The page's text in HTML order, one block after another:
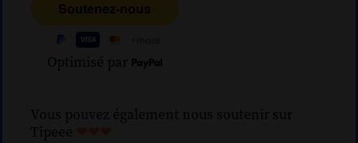
Optimisé par
Vous pouvez également nous soutenir sur
Tipeee